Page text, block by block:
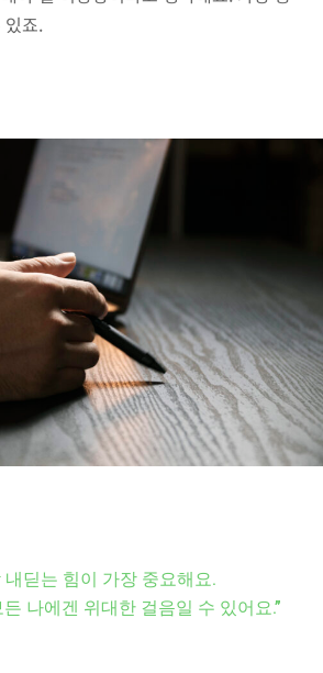
있죠.
내딛는 힘이 가장 중요해요.
나에겐 위대한 걸음일 수 있어요.”